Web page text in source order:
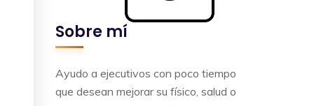
Sobre mí
Ayudo a ejecutivos con poco tiempo
que desean mejorar su físico, salud o